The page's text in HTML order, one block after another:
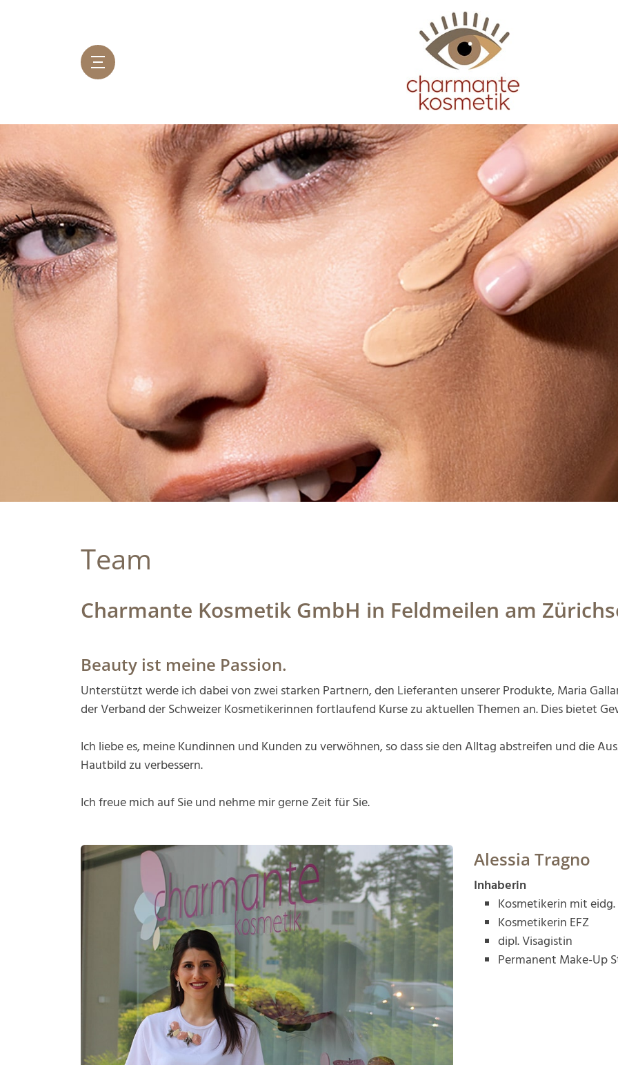
Team
Charmante Kosmetik GmbH in Feldmeilen am
Beauty ist meine Passion.
Unterstützt werde ich dabei von zwei starken Partnern, den Lieferanten unserer Produkte, Maria
der Verband der Schweizer Kosmetikerinnen fortlaufend Kurse zu aktuellen Themen an. Dies bietet
Ich liebe es, meine Kundinnen und Kunden zu verwöhnen, so dass sie den Alltag abstreifen und die
Hautbild zu verbessern.
Ich freue mich auf Sie und nehme mir gerne Zeit für Sie.
Alessia Tragno
Inhaberin
Kosmetikerin mit
Kosmetikerin EFZ
dipl. Visagistin
Permanent Make-Up